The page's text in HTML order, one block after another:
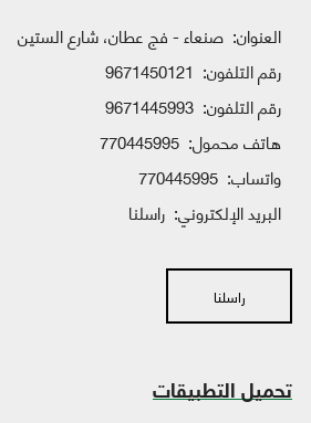
العنوان: صنعاء - فج عطان، شارع الستين
رقم التلفون: 9671450121
رقم التلفون: 9671445993
هاتف محمول: 770445995
واتساب:
البريد الإلكتروني: راسلنا
راسلنا
تحميل التطبيقات